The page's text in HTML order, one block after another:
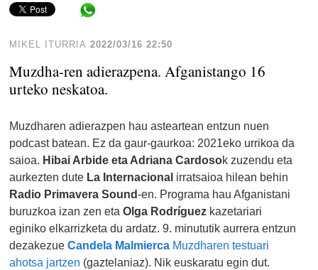
MIKEL ITURRIA 2022/03/16 22:50
Muzdha-ren adierazpena. Afganistango 16
urteko neskatoa.
Muzdharen adierazpen hau asteartean entzun nuen
podcast batean. Ez da gaur-gaurkoa: 2021eko urrikoa da
saioa. Hibai Arbide eta Adriana Cardosok zuzendu eta
aurkezten dute La Internacional irratsaioa hilean behin
Radio Primavera Sound-en. Programa hau Afganistani
buruzkoa izan zen etaOlga Rodríguez kazetariari
eginiko elkarrizketa du ardatz. 9. minututik aurrera entzun
dezakezueCandela Malmierca Muzdharen testuari
ahotsa jartzen (gaztelaniaz). Nik euskaratu egin dut.